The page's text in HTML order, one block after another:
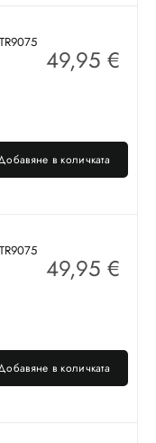
49,95 €
в количката
49,95 €
в количката